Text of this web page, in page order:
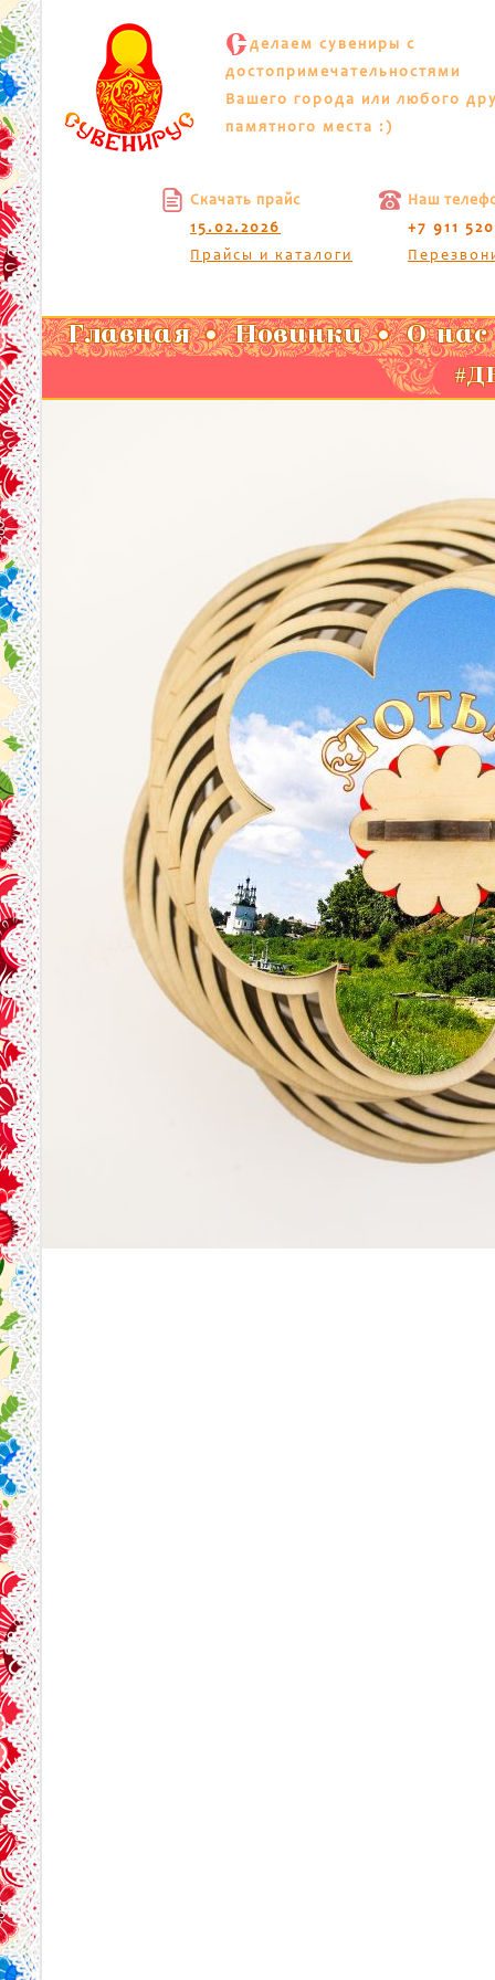
С делаем сувениры с
достопримечательностями
Вашего города или любого
памятного места :)
Скачать прайс
15.02.2026
Прайсы и каталоги
Наш
+7 911
Главная Новинки О нас